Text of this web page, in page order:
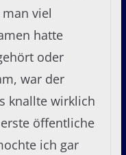
viel
hatte
oder
war der
knallte wirklich
öffentliche
ich gar